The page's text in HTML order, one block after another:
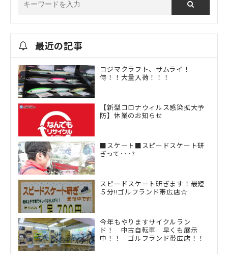
最近の記事
コジマクラフト、サムライ！
侍！！大量入荷！！！
【新型コロナウィルス感染拡大予
防】休業のお知らせ
■スケート■スピードスケート研
ぎって･･･?
スピードスケート研ぎます！最短
５分!!ゴルフランド帯広店☆
今年もやりますサイクルラン
ド！ 中古自転車 早くも展示
中！！ ゴルフランド帯広店！！